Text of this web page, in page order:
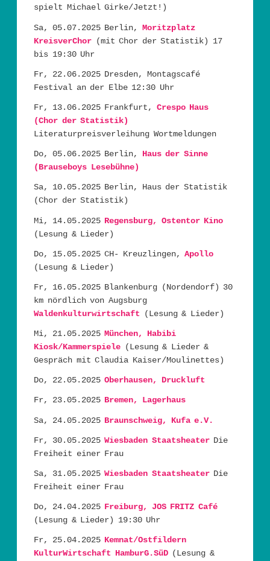
spielt Michael Girke/Jetzt!)
Sa, 05.07.2025 Berlin, Moritzplatz
KreisverChor (mit Chor der Statistik) 17
bis 19:30 Uhr
Fr, 22.06.2025 Dresden, Montagscafé
Festival an der Elbe 12:30 Uhr
Fr, 13.06.2025 Frankfurt, Crespo Haus
(Chor der Statistik)
Literaturpreisverleihung Wortmeldungen
Do, 05.06.2025 Berlin, Haus der Sinne
(Brauseboys Lesebühne)
Sa, 10.05.2025 Berlin, Haus der Statistik
(Chor der Statistik)
Mi, 14.05.2025 Regensburg, Ostentor Kino
(Lesung & Lieder)
Do, 15.05.2025 CH- Kreuzlingen,Apollo
(Lesung & Lieder)
Fr, 16.05.2025 Blankenburg (Nordendorf) 30
km nördlich von Augsburg
Waldenkulturwirtschaft
(Lesung & Lieder)
Mi, 21.05.2025München, Habibi
Kiosk/Kammerspiele (Lesung & Lieder &
Gespräch mit Claudia Kaiser/Moulinettes)
Do, 22.05.2025Oberhausen, Druckluft
Fr, 23.05.2025 Bremen, Lagerhaus
Sa, 24.05.2025 Braunschweig, Kufa e.V.
Fr, 30.05.2025Wiesbaden StaatsheaterDie
Freiheit einer Frau
Sa, 31.05.2025Wiesbaden StaatsheaterDie
Freiheit einer Frau
Do, 24.04.2025 Freiburg, JOS FRITZ Café
(Lesung & Lieder) 19:30 Uhr
Fr, 25.04.2025 Kemnat/Ostfildern
KulturWirtschaft HamburG.SüD(Lesung &